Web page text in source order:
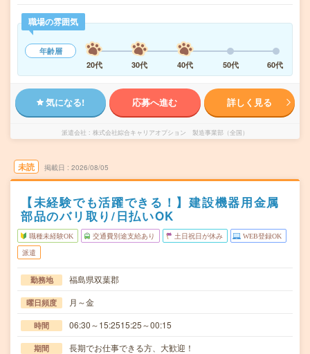
職場の雰囲気
年齢層
20代
30代 40代 50代 60代
気になる! 応募へ進む 詳しく見る
派遣会社 株式会社綜合キャリアオプション 製造事業部（全国）
未読 掲載日 2026/08/05
【未経験でも活躍できる！】建設機器用金属
部品のバリ取り/日払いOK
職種未経験OK 交通費別途支給あり 土日祝日が休み WEB登録OK
派遣
勤務地 福島県双葉郡
曜日頻度 月～金
時間 06:30～15:2515:25～00:15
期間 長期でお仕事できる方、大歓迎！